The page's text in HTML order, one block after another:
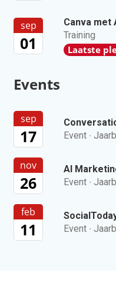
sep
01
Canva met
Training
Laatste
Events
sep
17
Event ·
nov
26
AI
Event ·
feb
11
Event ·